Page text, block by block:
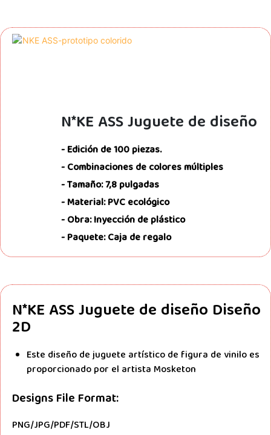
N*KE ASS Juguete de diseño
- Edición de 100 piezas.
- Combinaciones de colores múltiples
- Tamaño: 7,8 pulgadas
- Material: PVC ecológico
- Obra: Inyección de plástico
- Paquete: Caja de regalo
N*KE ASSJuguete de diseño Diseño
2D
Este diseño de juguete artístico de figura de vinilo es
proporcionado por el artista Mosketon
Designs File Format:
PNG/JPG/PDF/STL/OBJ